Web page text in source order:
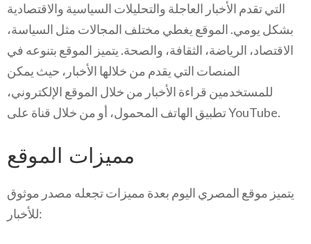
التي تقدم الأخبار العاجلة والتحليلات السياسية والاقتصادية
بشكل يومي. الموقع يغطي مختلف المجالات مثل السياسة،
الاقتصاد، الرياضة، الثقافة، والصحة. يتميز الموقع بتنوعه في
المنصات التي يقدم من خلالها الأخبار، حيث يمكن
للمستخدمين قراءة الأخبار من خلال الموقع الإلكتروني،
تطبيق الهاتف المحمول، أو من خلال قناة على YouTube.
مميزات الموقع
يتميز موقع المصري اليوم بعدة مميزات تجعله مصدر موثوق
للأخبار: